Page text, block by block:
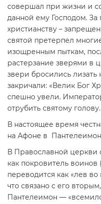
совершал при жизни и
данной ему Господом.
христианству –
святой претерпел
изощренным пыткам,
растерзание зверями в
звери бросились лизать
закричали: «Велик Бог
спешно увели.
отрубить святому голову.
В настоящее время
на Афоне в
В Православной церкви
как покровитель
переводится как «лев
что связано с его
Пантелеимон —